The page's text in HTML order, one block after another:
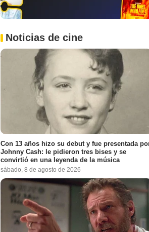
Noticias de cine
Con 13 años hizo su debut y fue presentada
Johnny Cash: le pidieron tres bises y se
convirtió en una leyenda de la música
sábado, 8 de agosto de 2026